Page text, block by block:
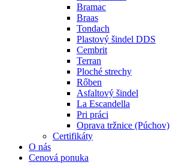
Bramac
Braas
Tondach
Plastový šindel DDS
Cembrit
Terran
Ploché strechy
Rőben
Asfaltový šindel
La Escandella
Pri práci
Oprava tržnice (Púchov)
Certifikáty
O nás
Cenová ponuka